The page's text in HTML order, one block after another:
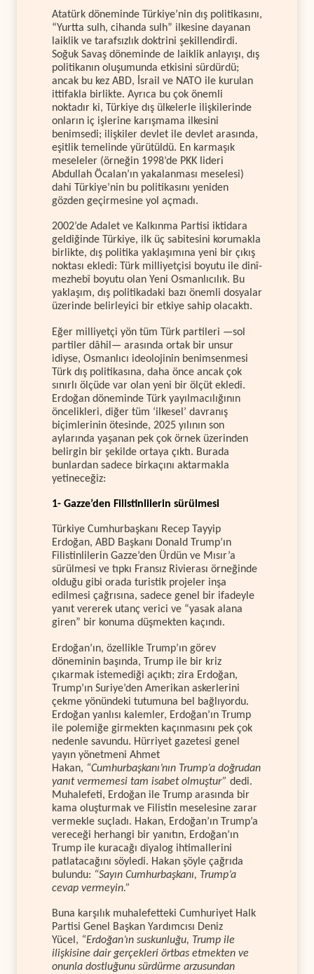
Atatürk döneminde Türkiye’nin dış politikasını,
“Yurtta sulh, cihanda sulh” ilkesine dayanan
laiklik ve tarafsızlık doktrini şekillendirdi.
Soğuk Savaş döneminde de laiklik anlayışı, dış
politikanın oluşumunda etkisini sürdürdü;
ancak bu kez ABD, İsrail ve NATO ile kurulan
ittifakla birlikte. Ayrıca bu çok önemli
noktadır ki, Türkiye dış ülkelerle ilişkilerinde
onların iç işlerine karışmama ilkesini
benimsedi; ilişkiler devlet ile devlet arasında,
eşitlik temelinde yürütüldü. En karmaşık
meseleler (örneğin 1998’de PKK lideri
Abdullah Öcalan’ın yakalanması meselesi)
dahi Türkiye’nin bu politikasını yeniden
gözden geçirmesine yol açmadı.
2002’de Adalet ve Kalkınma Partisi iktidara
geldiğinde Türkiye, ilk üç sabitesini korumakla
birlikte, dış politika yaklaşımına yeni bir çıkış
noktası ekledi: Türk milliyetçisi boyutu ile dinî-
mezhebî boyutu olan Yeni Osmanlıcılık. Bu
yaklaşım, dış politikadaki bazı önemli dosyalar
üzerinde belirleyici bir etkiye sahip olacaktı.
Eğer milliyetçi yön tüm Türk partileri —sol
partiler dâhil— arasında ortak bir unsur
idiyse, Osmanlıcı ideolojinin benimsenmesi
Türk dış politikasına, daha önce ancak çok
sınırlı ölçüde var olan yeni bir ölçüt ekledi.
Erdoğan döneminde Türk yayılmacılığının
öncelikleri, diğer tüm ‘ilkesel’ davranış
biçimlerinin ötesinde, 2025 yılının son
aylarında yaşanan pek çok örnek üzerinden
belirgin bir şekilde ortaya çıktı. Burada
bunlardan sadece birkaçını aktarmakla
yetineceğiz:
1- Gazze’den Filistinlilerin sürülmesi
Türkiye Cumhurbaşkanı Recep Tayyip
Erdoğan, ABD Başkanı Donald Trump’ın
Filistinlilerin Gazze’den Ürdün ve Mısır’a
sürülmesi ve tıpkı Fransız Rivierası örneğinde
olduğu gibi orada turistik projeler inşa
edilmesi çağrısına, sadece genel bir ifadeyle
yanıt vererek utanç verici ve “yasak alana
giren” bir konuma düşmekten kaçındı.
Erdoğan’ın, özellikle Trump’ın görev
döneminin başında, Trump ile bir kriz
çıkarmak istemediği açıktı; zira Erdoğan,
Trump’ın Suriye’den Amerikan askerlerini
çekme yönündeki tutumuna bel bağlıyordu.
Erdoğan yanlısı kalemler, Erdoğan’ın Trump
ile polemiğe girmekten kaçınmasını pek çok
nedenle savundu. Hürriyet gazetesi genel
yayın yönetmeni Ahmet
Hakan, “Cumhurbaşkanı’nın Trump’a doğrudan
yanıt vermemesi tam isabet olmuştur” dedi.
Muhalefeti, Erdoğan ile Trump arasında bir
kama oluşturmak ve Filistin meselesine zarar
vermekle suçladı. Hakan, Erdoğan’ın Trump’a
vereceği herhangi bir yanıtın, Erdoğan’ın
Trump ile kuracağı diyalog ihtimallerini
patlatacağını söyledi. Hakan şöyle çağrıda
bulundu: “Sayın Cumhurbaşkanı, Trump’a
cevap vermeyin.”
Buna karşılık muhalefetteki Cumhuriyet Halk
Partisi Genel Başkan Yardımcısı Deniz
Yücel, “Erdoğan’ın suskunluğu, Trump ile
ilişkisine dair gerçekleri örtbas etmekten ve
onunla dostluğunu sürdürme arzusundan